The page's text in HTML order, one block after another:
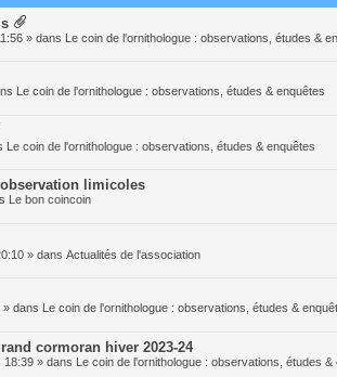
» dans Le coin de l'ornithologue : observations, études &
Le coin de l'ornithologue : observations, études & enquêtes
Le coin de l'ornithologue : observations, études & enquêtes
limicoles
Le bon coincoin
» dans Actualités de l'association
» dans Le coin de l'ornithologue : observations, études &
cormoran hiver 2023-24
18:39 » dans Le coin de l'ornithologue : observations, études &